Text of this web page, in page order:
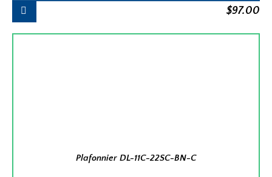
$97.00
Plafonnier DL-11C-22SC-BN-C